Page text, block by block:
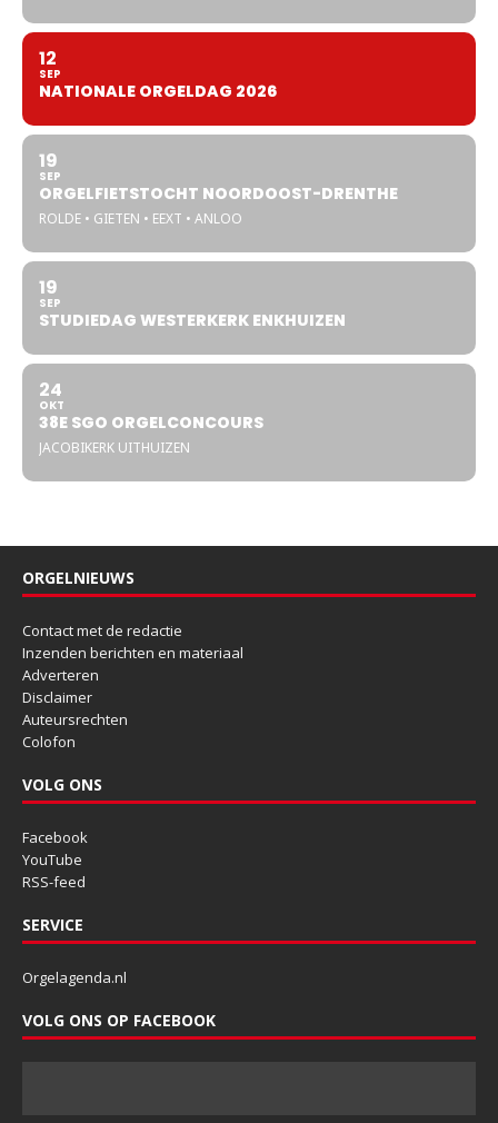
12
SEP
NATIONALE ORGELDAG 2026
19
SEP
ORGELFIETSTOCHT NOORDOOST-DRENTHE
ROLDE • GIETEN • EEXT • ANLOO
19
SEP
STUDIEDAG WESTERKERK ENKHUIZEN
24
OKT
38E SGO ORGELCONCOURS
JACOBIKERK UITHUIZEN
ORGELNIEUWS
Contact met de redactie
Inzenden berichten en materiaal
Adverteren
Disclaimer
Auteursrechten
Colofon
VOLG ONS
Facebook
YouTube
RSS-feed
SERVICE
Orgelagenda.nl
VOLG ONS OP FACEBOOK